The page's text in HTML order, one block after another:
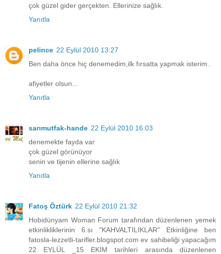
çok güzel gider gerçekten. Ellerinize sağlık.
Yanıtla
pelince 22 Eylül 2010 13:27
Ben daha önce hiç denemedim,ilk fırsatta yapmak isterim..
afiyetler olsun...
Yanıtla
sarımutfak-hande 22 Eylül 2010 16:03
denemekte fayda var
çok güzel görünüyor
senin ve tijenin ellerine sağlık
Yanıtla
Fatoş Öztürk 22 Eylül 2010 21:32
Hobidünyam Woman Forum tarafından düzenlenen yemek
etkinlikliklerinin 6.sı "KAHVALTILIKLAR" Etkinliğine ben
fatosla-lezzetli-tarifler.blogspot.com ev sahibeliği yapacağım
22 EYLÜL _15 EKİM tarihleri arasında düzenlenen